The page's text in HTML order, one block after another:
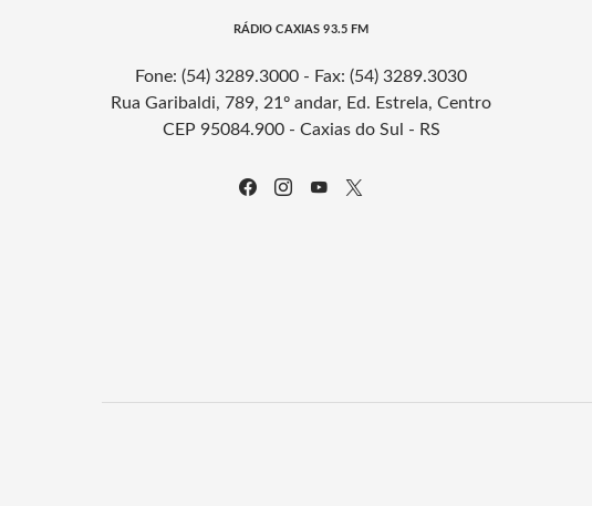
RÁDIO CAXIAS 93.5 FM
Fone: (54) 3289.3000 - Fax: (54) 3289.3030
Rua Garibaldi, 789, 21º andar, Ed. Estrela, Centro
CEP 95084.900 - Caxias do Sul - RS